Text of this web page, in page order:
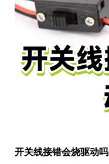
开关线接错会烧驱动吗